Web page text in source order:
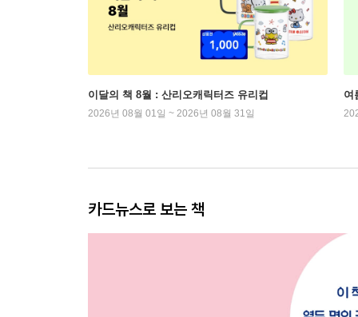
이달의 책 8월 : 산리오캐릭터즈 유리컵
2026년 08월 01일 ~ 2026년 08월 31일
여
카드뉴스로 보는 책